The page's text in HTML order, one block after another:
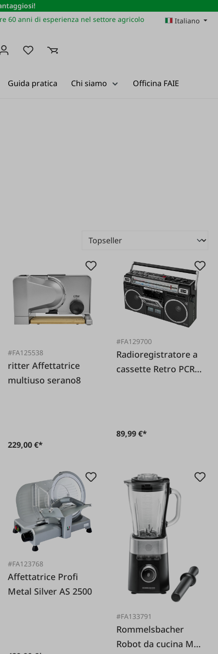
60 anni di esperienza nel settore agricolo
Italiano
Hai 0 articoli nella lista dei desideri
Guida pratica Chi siamo Officina FAIE
#FA125538
ritter Affettatrice
multiuso serano8
229,00 €*
#FA129700
Radioregistratore a
cassette Retro PCR
89,99 €*
#FA123768
Affettatrice Profi
Metal Silver AS 2500
#FA133791
Rommelsbacher
Robot da cucina MX